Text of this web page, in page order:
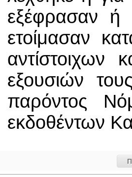
εξέφρασαν
ετοίμασαν
αντίστοιχων
εξουσιών
παρόντος
εκδοθέντων